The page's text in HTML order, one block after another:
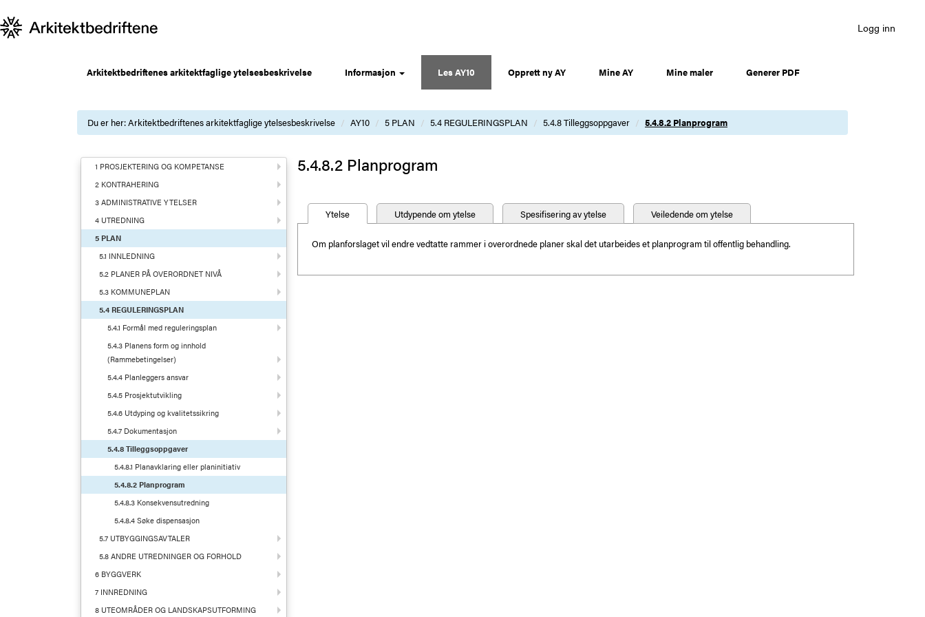
Logg inn
Arkitektbedriftenes arkitektfaglige ytelsesbeskrivelse Informasjon Les AY10 Opprett ny AY Mine AY Mine maler Generer PDF
Du er her:Arkitektbedriftenes arkitektfaglige ytelsesbeskrivelse AY10 5 PLAN 5.4 REGULERINGSPLAN 5.4.8 Tilleggsoppgaver 5.4.8.2 Planprogram
1 PROSJEKTERING OG KOMPETANSE
2 KONTRAHERING
3 ADMINISTRATIVE YTELSER
4 UTREDNING
5 PLAN
5.1 INNLEDNING
5.2 PLANER PÅ OVERORDNET NIVÅ
5.3 KOMMUNEPLAN
5.4 REGULERINGSPLAN
5.4.1 Formål med reguleringsplan
5.4.3 Planens form og innhold
(Rammebetingelser)
5.4.4 Planleggers ansvar
5.4.5 Prosjektutvikling
5.4.6 Utdyping og kvalitetssikring
5.4.7 Dokumentasjon
5.4.8 Tilleggsoppgaver
5.4.8.1 Planavklaring eller planinitiativ
5.4.8.2 Planprogram
5.4.8.3 Konsekvensutredning
5.4.8.4 Søke dispensasjon
5.7 UTBYGGINGSAVTALER
5.8 ANDRE UTREDNINGER OG FORHOLD
6 BYGGVERK
7 INNREDNING
8 UTEOMRÅDER OG LANDSKAPSUTFORMING
5.4.8.2 Planprogram
Ytelse Utdypende om ytelse Spesifisering av ytelse Veiledende om ytelse
Om planforslaget vil endre vedtatte rammer i overordnede planer skal det utarbeides et planprogram til offentlig behandling.